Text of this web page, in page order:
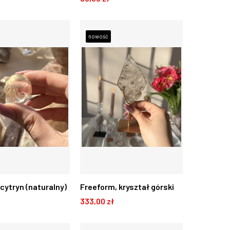
(naturalny)
Freeform, kryształ górski
na stojaku K20
333,00 zł
nowość